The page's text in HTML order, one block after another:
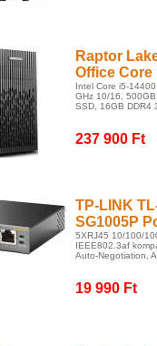
Raptor
Office Core
Intel Core i5-
GHz 10/16,
SSD, 16GB DDR4
237 900 Ft
TP-LINK
SG1005P
5XRJ45 10/100/
IEEE802.3af
Auto-Negotiation,
19 990 Ft